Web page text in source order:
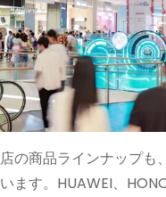
の商品ラインナップも
ます。HUAWEI、